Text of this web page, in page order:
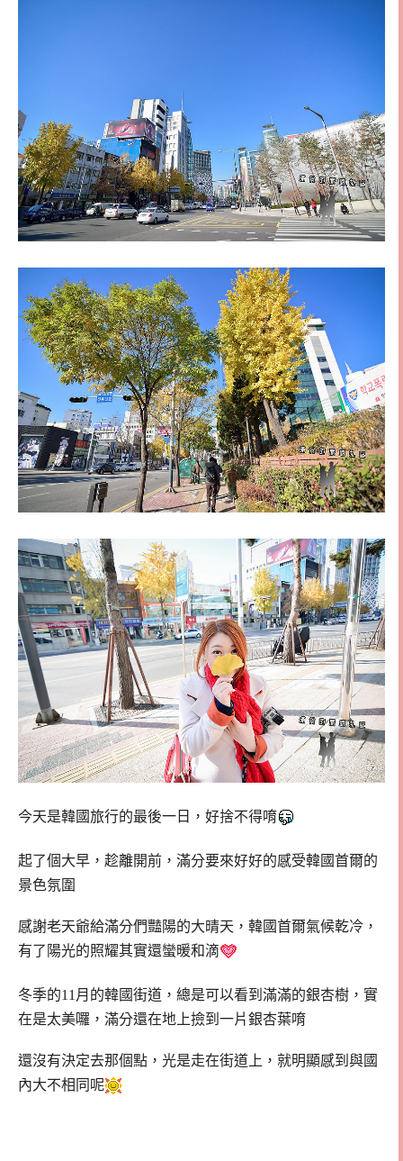
今天是韓國旅行的最後一日，好捨不得唷
起了個大早，趁離開前，滿分要來好好的感受韓國首爾的
景色氛圍
感謝老天爺給滿分們豔陽的大晴天，韓國首爾氣候乾冷，
有了陽光的照耀其實還蠻暖和滴
冬季的11月的韓國街道，總是可以看到滿滿的銀杏樹，實
在是太美囉，滿分還在地上撿到一片銀杏葉唷
還沒有決定去那個點，光是走在街道上，就明顯感到與國
內大不相同呢